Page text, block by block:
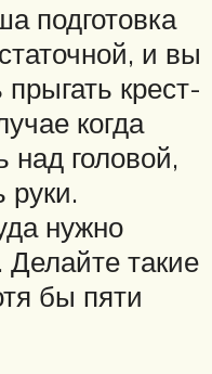
подготовка
и вы
крест-
когда
над головой,
руки.
нужно
такие
бы пяти